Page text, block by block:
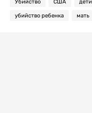
Убийство США дети
убийство ребенка мать